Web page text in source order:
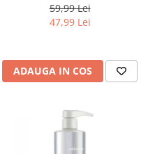
59,99 Lei
47,99 Lei
ADAUGA IN COS